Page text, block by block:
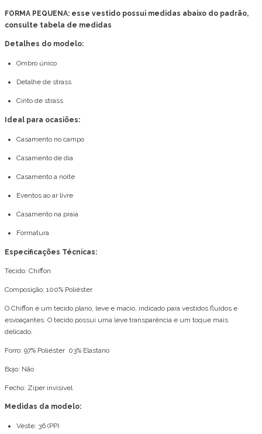
FORMA PEQUENA: esse vestido possui medidas abaixo do padrão,
consulte tabela de medidas
Detalhes do modelo:
Ombro único
Detalhe de strass
Cinto de strass
Ideal para ocasiões:
Casamento no campo
Casamento de dia
Casamento a noite
Eventos ao ar livre
Casamento na praia
Formatura
Especificações Técnicas:
Tecido: Chiffon
Composição: 100% Poliéster
O Chiffon é um tecido plano, leve e macio, indicado para vestidos fluídos e
esvoaçantes. O tecido possui uma leve transparência e um toque mais
delicado.
Forro: 97% Poliéster 03% Elastano
Bojo: Não
Fecho: Zíper invisível
Medidas da modelo:
Veste: 36 (PP)